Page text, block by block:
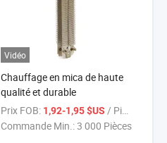
Vidéo
Chauffage en mica de haute
qualité et durable
Prix FOB: 1,92-1,95 $US / Pièce
Commande Min.:3 000 Pièces